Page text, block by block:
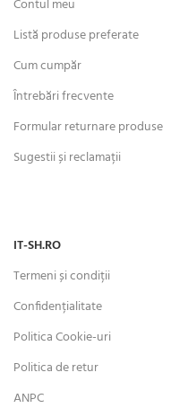
Contul meu
Listă produse preferate
Cum cumpăr
Întrebări frecvente
Formular returnare produse
Sugestii și reclamații
IT-SH.RO
Termeni și condiții
Confidențialitate
Politica Cookie-uri
Politica de retur
ANPC